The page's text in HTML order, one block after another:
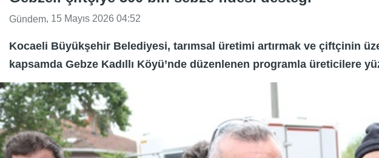
Gündem, 15 Mayıs 2026 04:52
Kocaeli Büyükşehir Belediyesi, tarımsal üretimi artırmak ve çiftçinin
kapsamda Gebze Kadıllı Köyü’nde düzenlenen programla üreticilere